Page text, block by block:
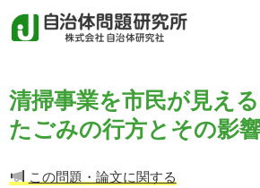
清掃事業を市民が見え
たごみの行方とその影
この問題・論文に関する